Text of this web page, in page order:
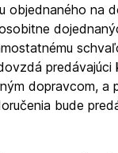
objednaného na
dopravcom, a
bude